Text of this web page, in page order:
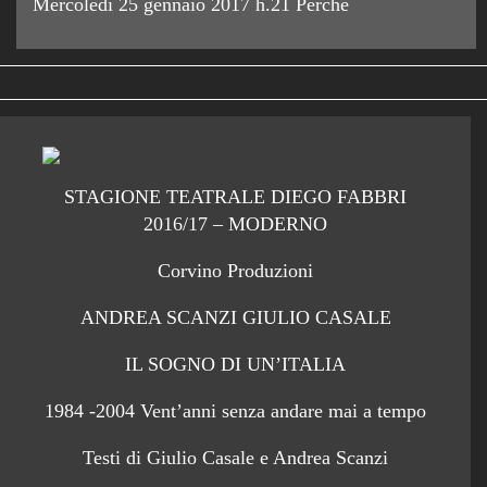
Mercoledì 25 gennaio 2017 h.21 Perché
STAGIONE TEATRALE DIEGO FABBRI
2016/17 – MODERNO
Corvino Produzioni
ANDREA SCANZI GIULIO CASALE
IL SOGNO DI UN’ITALIA
1984 -2004 Vent’anni senza andare mai a tempo
Testi di Giulio Casale e Andrea Scanzi